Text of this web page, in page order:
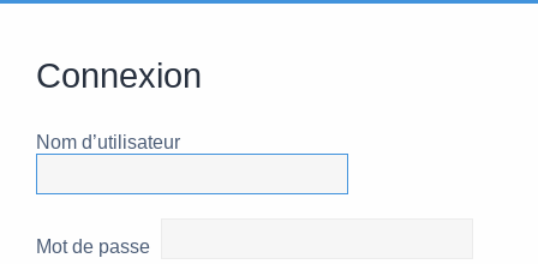
Connexion
Nom d’utilisateur
Mot de passe